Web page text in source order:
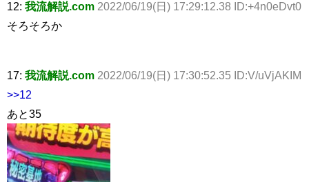
12: 我流解説.com 2022/06/19(日) 17:29:12.38 ID:+4n0eDvt0
そろそろか
17: 我流解説.com 2022/06/19(日) 17:30:52.35 ID:V/uVjAKIM
>>12
あと35